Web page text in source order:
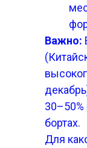
Важно:
30–50%
бортах.
Для